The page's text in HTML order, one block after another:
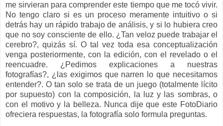
me sirvieran para comprender este tiempo que me tocó vivir.
No tengo claro si es un proceso meramente intuitivo o si
detrás hay un rápido trabajo de análisis, y si lo hubiera creo
que no soy consciente de ello. ¿Tan veloz puede trabajar el
cerebro?, quizás sí. O tal vez toda esa conceptualización
venga posteriormente, con la edición, con el revelado o el
reencuadre. ¿Pedimos explicaciones a nuestras
fotografías?, ¿las exigimos que narren lo que necesitamos
entender?. O tan solo se trata de un juego (totalmente lícito
por supuesto) con la composición, la luz y las sombras, o
con el motivo y la belleza. Nunca dije que este FotoDiario
ofreciera respuestas, la fotografía solo formula preguntas.